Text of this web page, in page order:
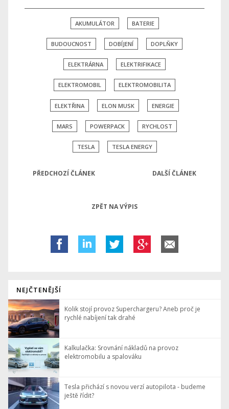
AKUMULÁTOR BATERIE
BUDOUCNOST DOBÍJENÍ DOPLŇKY
ELEKTRÁRNA ELEKTRIFIKACE
ELEKTROMOBIL ELEKTROMOBILITA
ELEKTŘINA ELON MUSK ENERGIE
MARS POWERPACK RYCHLOST
TESLA TESLA ENERGY
PŘEDCHOZÍ ČLÁNEK DALŠÍ ČLÁNEK
ZPĚT NA VÝPIS
NEJČTENĚJŠÍ
Kolik stojí provoz Superchargeru? Aneb proč je
rychlé nabíjení tak drahé
Kalkulačka: Srovnání nákladů na provoz
elektromobilu a spalováku
Tesla přichází s novou verzí autopilota - budeme
ještě řídit?